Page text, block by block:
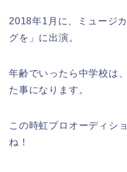
2018年1月に、ミュージ
グを」に出演。
年齢でいったら中学校は
た事になります。
この時虹プロオーディシ
ね！